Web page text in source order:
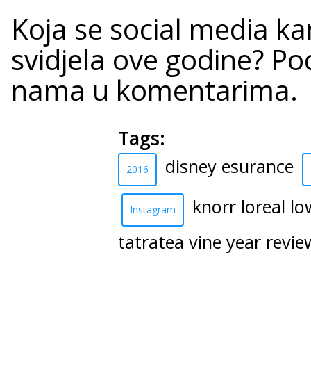
Koja se social media
svidjela ove godine?
nama u komentarima.
Tags:
2016 disney esurance
Instagram
knorr loreal
tatratea vine year